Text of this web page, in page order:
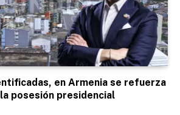
en Armenia se refuerza
posesión presidencial